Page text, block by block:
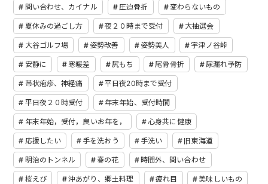
問い合わせ、カイナル 圧迫骨折 変わらないもの
夏休みの過ごし方 夜２０時まで受付 大抽選会
大谷ゴルフ場 姿勢改善 姿勢美人 宇津ノ谷峠
安静に 寒暖差 尻もち 尾骨骨折 尿漏れ予防
帯状疱疹、神経痛 平日夜20時まで受付
平日夜２０時受付 年末年始、受付時間
年末年始，受付，良いお年を， 心身共に健康
応援したい 手を洗おう 手洗い 旧東海道
明治のトンネル 春の花 時間外、問い合わせ
桜えび 沖あがり、郷土料理 疲れ目 美味しいもの